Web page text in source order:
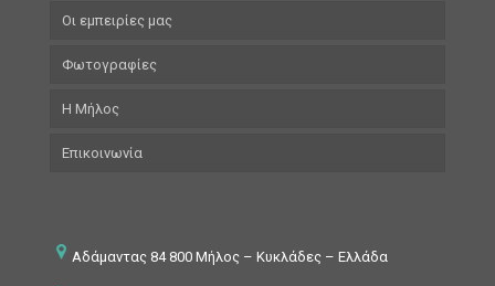
Οι εμπειρίες μας
Φωτογραφίες
Η Μήλος
Επικοινωνία
Αδάμαντας 84 800 Μήλος – Κυκλάδες – Ελλάδα